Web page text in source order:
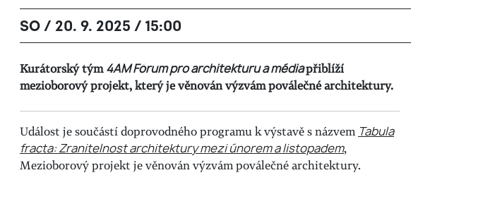
SO / 20. 9. 2025 / 15:00
Kurátorský tým4AM Fórum pro architekturu a médiapřiblíží
mezioborový projekt, který je věnován výzvám poválečné architektury.
Událost je součástí doprovodného programu k výstavě s názvem Tabula
fracta: Zranitelnost architektury mezi únorem a listopadem,
Mezioborový projekt je věnován výzvám poválečné architektury.